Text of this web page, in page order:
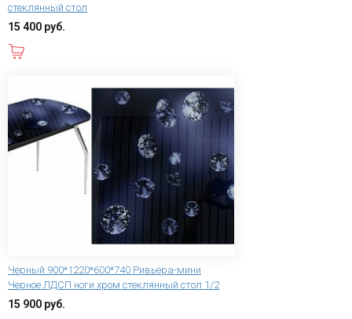
стеклянный стол
15 400 руб.
Черный 900*1220*600*740 Ривьера-мини
Черное ЛДСП ноги хром стеклянный стол 1/2
15 900 руб.